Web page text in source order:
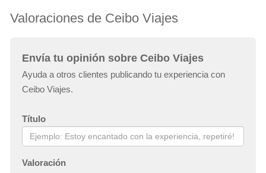
Valoraciones de Ceibo Viajes
Envía tu opinión sobre Ceibo Viajes
Ayuda a otros clientes publicando tu experiencia con
Ceibo Viajes.
Título
Valoración